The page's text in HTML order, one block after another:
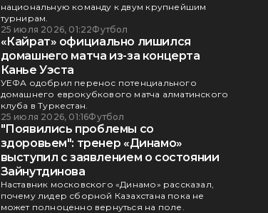
национальную команду к двум крупнейшим
турнирам.
25 июля 2026, 01:22Футбол
«Кайрат» официально лишился
домашнего матча из-за концерта
Канье Уэста
УЕФА одобрил перенос потенциального
домашнего еврокубкового матча алматинского
клуба в Туркестан.
25 июля 2026, 01:16Футбол
"Появились проблемы со
здоровьем": тренер «Динамо»
выступил с заявлением о состоянии
Зайнутдинова
Наставник московского «Динамо» рассказал,
почему лидер сборной Казахстана пока не
может полноценно вернуться на поле.